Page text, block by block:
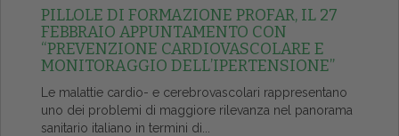
PILLOLE DI FORMAZIONE PROFAR, IL 27
FEBBRAIO APPUNTAMENTO CON
“PREVENZIONE CARDIOVASCOLARE E
MONITORAGGIO DELL’IPERTENSIONE”
Le malattie cardio- e cerebrovascolari rappresentano
uno dei problemi di maggiore rilevanza nel panorama
sanitario italiano in termini di...